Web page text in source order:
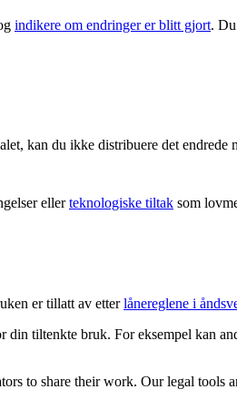
indikere om endringer er blitt gjort.
kan du ikke distribuere det endrede
ellerteknologiske tiltak som
er tillatt av etterlånereglene i
tiltenkte bruk. For eksempel kan
to share their work. Our legal tools